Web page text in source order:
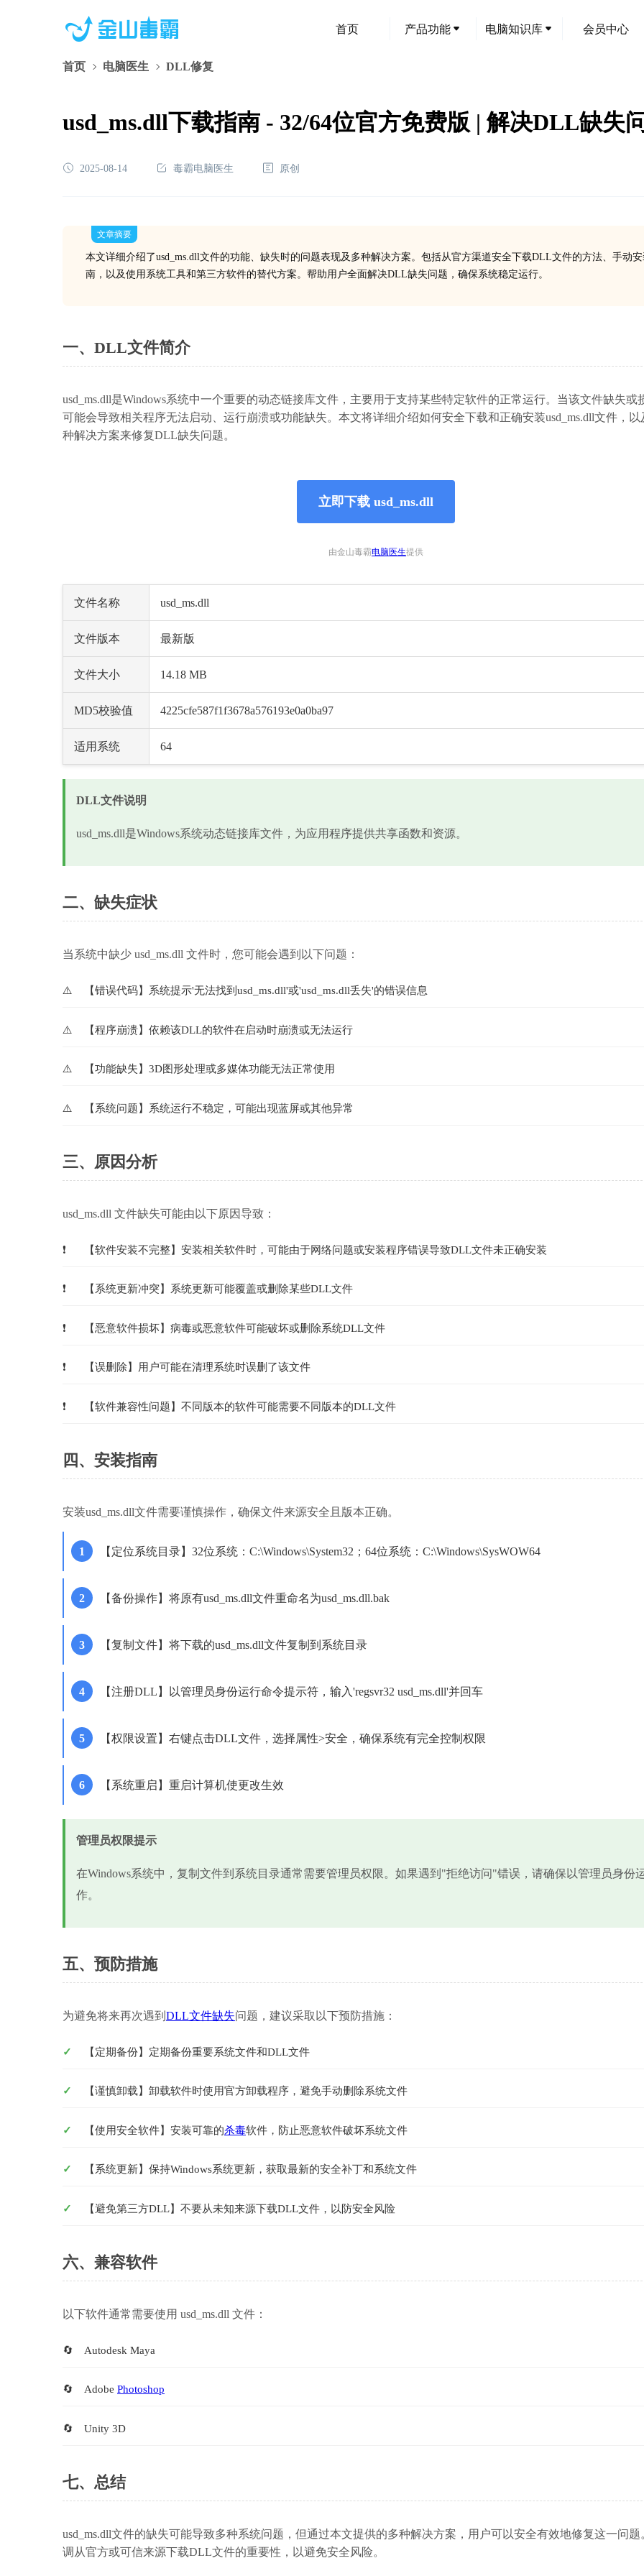
首页 产品功能 电脑知识库 会员中心
首页 电脑医生 DLL修复
usd_ms.dll下载指南 - 32/64位官方免费版 | 解决DLL缺失
2025-08-14 毒霸电脑医生 原创
文章摘要
本文详细介绍了usd_ms.dll文件的功能、缺失时的问题表现及多种解决方案。包括从官方渠道安全下载DLL文件的方法、手动
南，以及使用系统工具和第三方软件的替代方案。帮助用户全面解决DLL缺失问题，确保系统稳定运行。
一、DLL文件简介
usd_ms.dll是Windows系统中一个重要的动态链接库文件，主要用于支持某些特定软件的正常运行。当该文件缺失或
可能会导致相关程序无法启动、运行崩溃或功能缺失。本文将详细介绍如何安全下载和正确安装usd_ms.dll文件，以
种解决方案来修复DLL缺失问题。
立即下载 usd_ms.dll
由金山毒霸电脑医生提供
文件名称 usd_ms.dll
文件版本 最新版
文件大小 14.18 MB
MD5校验值 4225cfe587f1f3678a576193e0a0ba97
适用系统 64
DLL文件说明
usd_ms.dll是Windows系统动态链接库文件，为应用程序提供共享函数和资源。
二、缺失症状
当系统中缺少 usd_ms.dll 文件时，您可能会遇到以下问题：
【错误代码】系统提示'无法找到usd_ms.dll'或'usd_ms.dll丢失'的错误信息
【程序崩溃】依赖该DLL的软件在启动时崩溃或无法运行
【功能缺失】3D图形处理或多媒体功能无法正常使用
【系统问题】系统运行不稳定，可能出现蓝屏或其他异常
三、原因分析
usd_ms.dll 文件缺失可能由以下原因导致：
【软件安装不完整】安装相关软件时，可能由于网络问题或安装程序错误导致DLL文件未正确安装
【系统更新冲突】系统更新可能覆盖或删除某些DLL文件
【恶意软件损坏】病毒或恶意软件可能破坏或删除系统DLL文件
【误删除】用户可能在清理系统时误删了该文件
【软件兼容性问题】不同版本的软件可能需要不同版本的DLL文件
四、安装指南
安装usd_ms.dll文件需要谨慎操作，确保文件来源安全且版本正确。
【定位系统目录】32位系统：C:\Windows\System32；64位系统：C:\Windows\SysWOW64
【备份操作】将原有usd_ms.dll文件重命名为usd_ms.dll.bak
【复制文件】将下载的usd_ms.dll文件复制到系统目录
【注册DLL】以管理员身份运行命令提示符，输入'regsvr32 usd_ms.dll'并回车
【权限设置】右键点击DLL文件，选择属性>安全，确保系统有完全控制权限
【系统重启】重启计算机使更改生效
管理员权限提示
在Windows系统中，复制文件到系统目录通常需要管理员权限。如果遇到"拒绝访问"错误，请确保以管理员身份
作。
五、预防措施
为避免将来再次遇到 DLL文件缺失问题，建议采取以下预防措施：
【定期备份】定期备份重要系统文件和DLL文件
【谨慎卸载】卸载软件时使用官方卸载程序，避免手动删除系统文件
【使用安全软件】安装可靠的杀毒软件，防止恶意软件破坏系统文件
【系统更新】保持Windows系统更新，获取最新的安全补丁和系统文件
【避免第三方DLL】不要从未知来源下载DLL文件，以防安全风险
六、兼容软件
以下软件通常需要使用 usd_ms.dll 文件：
Autodesk Maya
Adobe Photoshop
Unity 3D
七、总结
usd_ms.dll文件的缺失可能导致多种系统问题，但通过本文提供的多种解决方案，用户可以安全有效地修复这一问题
调从官方或可信来源下载DLL文件的重要性，以避免安全风险。